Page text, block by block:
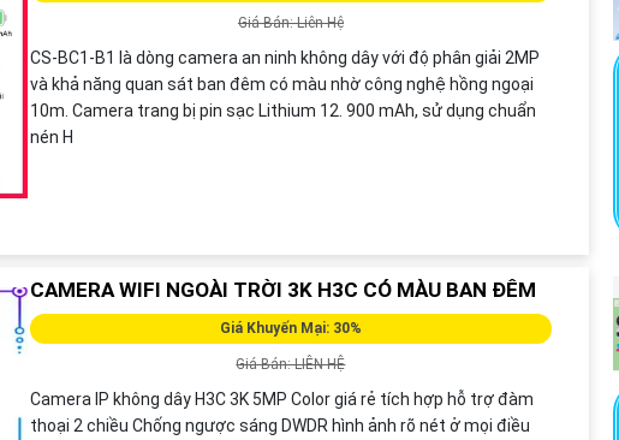
Giá Bán: Liên Hệ
CS-BC1-B1 là dòng camera an ninh không dây với độ phân giải 2MP
và khả năng quan sát ban đêm có màu nhờ công nghệ hồng ngoại
10m. Camera trang bị pin sạc Lithium 12. 900 mAh, sử dụng chuẩn
nén H
CAMERA WIFI NGOÀI TRỜI 3K H3C CÓ MÀU BAN ĐÊM
Giá Khuyến Mại: 30%
Giá Bán: LIÊN HỆ
Camera IP không dây H3C 3K 5MP Color giá rẻ tích hợp hỗ trợ đàm
thoại 2 chiều Chống ngược sáng DWDR hình ảnh rõ nét ở mọi điều